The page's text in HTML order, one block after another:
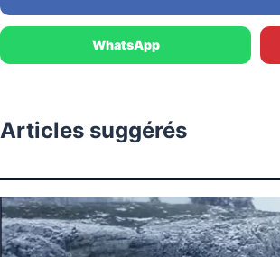
WhatsApp
Articles suggérés